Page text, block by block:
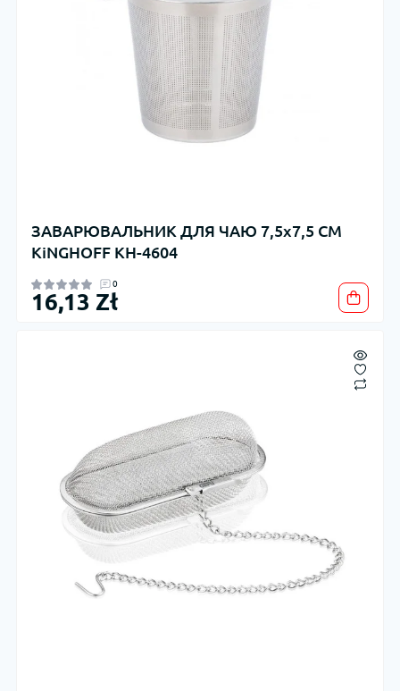
ЗАВАРЮВАЛЬНИК ДЛЯ ЧАЮ 7,5х7,5 СМ
KiNGHOFF KH-4604
0
16,13 Zł